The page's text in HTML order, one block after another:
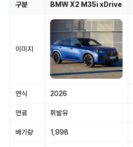
구분 BMW X2 M35i xDrive
이미지
연식 2026
연료 휘발유
배기량 1,998